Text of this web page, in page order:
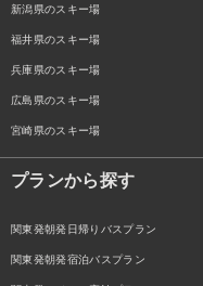
新潟県のスキー場
福井県のスキー場
兵庫県のスキー場
広島県のスキー場
宮崎県のスキー場
プランから探す
関東発朝発日帰りバスプラン
関東発朝発宿泊バスプラン